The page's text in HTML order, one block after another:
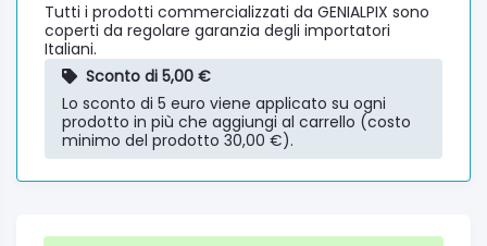
Tutti i prodotti commercializzati da GENIALPIX sono
coperti da regolare garanzia degli importatori
Italiani.
Sconto di 5,00 €
Lo sconto di 5 euro viene applicato su ogni
prodotto in più che aggiungi al carrello (costo
minimo del prodotto 30,00 €).